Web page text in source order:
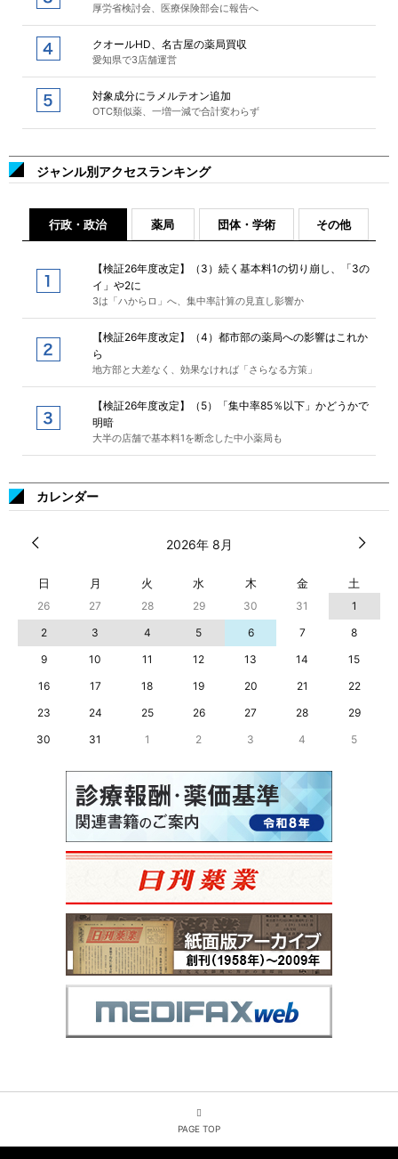
厚労省検討会、医療保険部会に報告へ
クオールHD、名古屋の薬局買収
愛知県で3店舗運営
対象成分にラメルテオン追加
OTC類似薬、一増一減で合計変わらず
ジャンル別アクセスランキング
行政・政治 薬局 団体・学術 その他
【検証26年度改定】（3）続く基本料1の切り崩し、「3の
イ」や2に
3は「ハからロ」へ、集中率計算の見直し影響か
【検証26年度改定】（4）都市部の薬局への影響はこれか
ら
地方部と大差なく、効果なければ「さらなる方策」
【検証26年度改定】（5）「集中率85％以下」かどうかで
明暗
大半の店舗で基本料1を断念した中小薬局も
カレンダー
2026年 8月
日 月 火 水 木 金 土
26 27 28 29 30 31
1
2
3 4 5 6 7
8
9
10 11 12 13 14
15
16
17 18 19 20 21
22
23
24 25 26 27 28
29
30
31 1 2 3 4 5
PAGE TOP